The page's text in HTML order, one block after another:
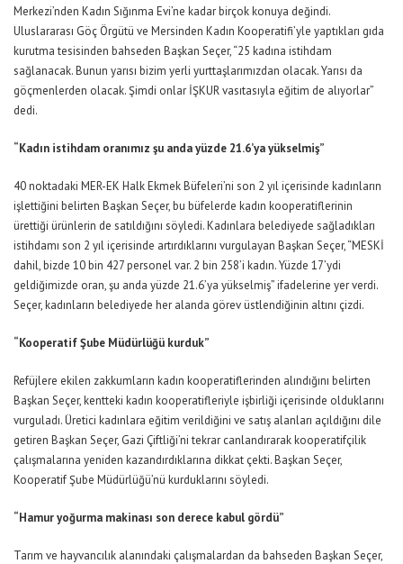
Merkezi’nden Kadın Sığınma Evi’ne kadar birçok konuya değindi.
Uluslararası Göç Örgütü ve Mersinden Kadın Kooperatifi’yle yaptıkları gıda
kurutma tesisinden bahseden Başkan Seçer, “25 kadına istihdam
sağlanacak. Bunun yarısı bizim yerli yurttaşlarımızdan olacak. Yarısı da
göçmenlerden olacak. Şimdi onlar İŞKUR vasıtasıyla eğitim de alıyorlar”
dedi.
“Kadın istihdam oranımız şu anda yüzde 21.6’ya yükselmiş”
40 noktadaki MER-EK Halk Ekmek Büfeleri’ni son 2 yıl içerisinde kadınların
işlettiğini belirten Başkan Seçer, bu büfelerde kadın kooperatiflerinin
ürettiği ürünlerin de satıldığını söyledi. Kadınlara belediyede sağladıkları
istihdamı son 2 yıl içerisinde artırdıklarını vurgulayan Başkan Seçer, “MESKİ
dahil, bizde 10 bin 427 personel var. 2 bin 258’i kadın. Yüzde 17’ydi
geldiğimizde oran, şu anda yüzde 21.6’ya yükselmiş” ifadelerine yer verdi.
Seçer, kadınların belediyede her alanda görev üstlendiğinin altını çizdi.
“Kooperatif Şube Müdürlüğü kurduk”
Refüjlere ekilen zakkumların kadın kooperatiflerinden alındığını belirten
Başkan Seçer, kentteki kadın kooperatifleriyle işbirliği içerisinde olduklarını
vurguladı. Üretici kadınlara eğitim verildiğini ve satış alanları açıldığını dile
getiren Başkan Seçer, Gazi Çiftliği’ni tekrar canlandırarak kooperatifçilik
çalışmalarına yeniden kazandırdıklarına dikkat çekti. Başkan Seçer,
Kooperatif Şube Müdürlüğü’nü kurduklarını söyledi.
“Hamur yoğurma makinası son derece kabul gördü”
Tarım ve hayvancılık alanındaki çalışmalardan da bahseden Başkan Seçer,